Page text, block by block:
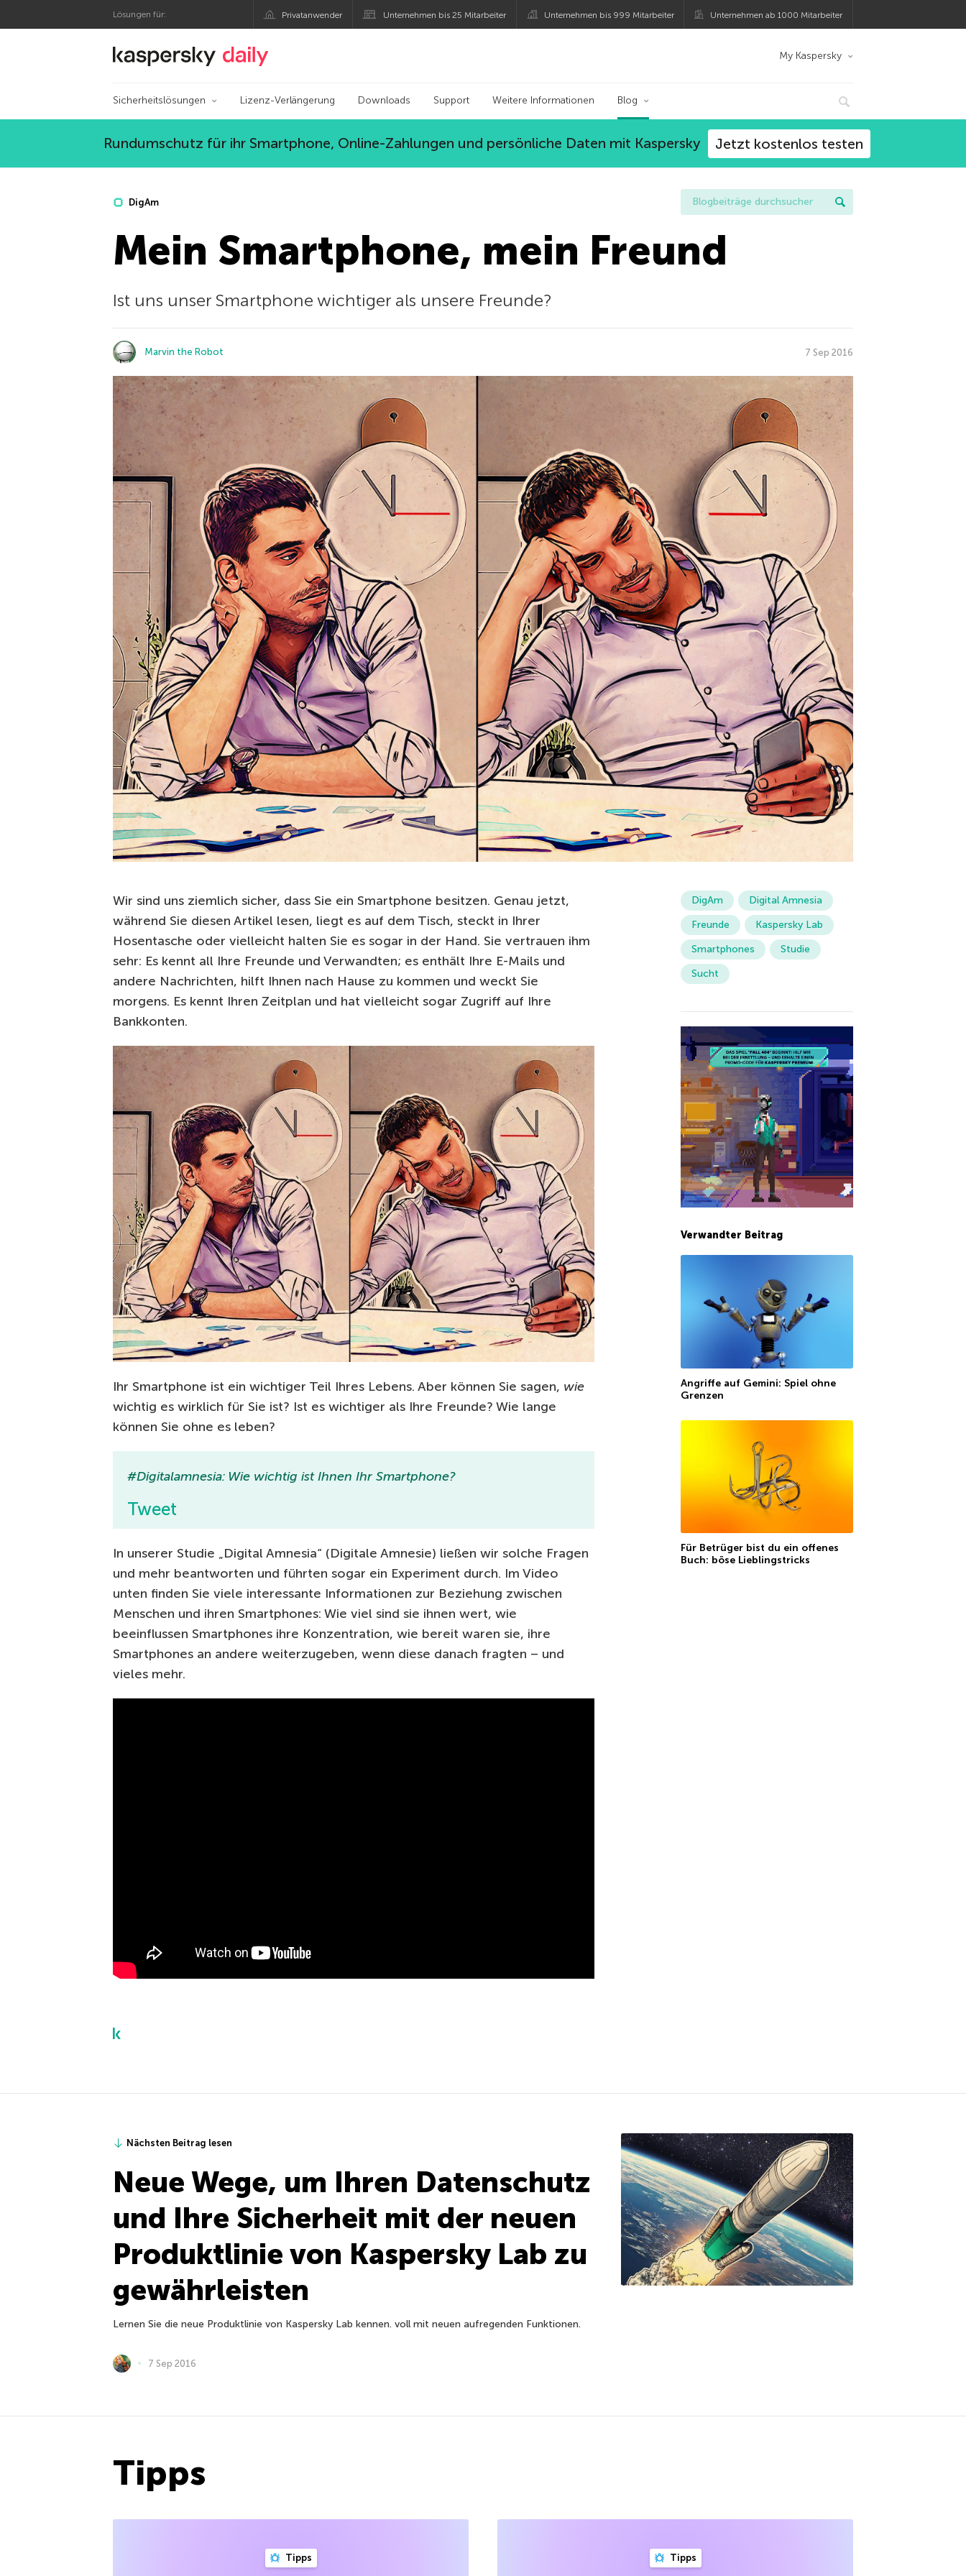
Lösungen für: Privatanwender Unternehmen bis 25 Mitarbeiter Unternehmen bis 999 Mitarbeiter Unternehmen ab 1000 Mitarbeiter
Offizieller Blog von Kaspersky My Kaspersky
Sicherheitslösungen Lizenz-Verlängerung Downloads Support Weitere Informationen Blog
Rundumschutz für ihr Smartphone, Online-Zahlungen und persönliche Daten mit Kaspersky Jetzt kostenlos testen
DigAm
Mein Smartphone, mein Freund
Ist uns unser Smartphone wichtiger als unsere Freunde?
Marvin the Robot 7 Sep 2016
Wir sind uns ziemlich sicher, dass Sie ein Smartphone besitzen. Genau jetzt,
während Sie diesen Artikel lesen, liegt es auf dem Tisch, steckt in Ihrer
Hosentasche oder vielleicht halten Sie es sogar in der Hand. Sie vertrauen ihm
sehr: Es kennt all Ihre Freunde und Verwandten; es enthält Ihre E-Mails und
andere Nachrichten, hilft Ihnen nach Hause zu kommen und weckt Sie
morgens. Es kennt Ihren Zeitplan und hat vielleicht sogar Zugriff auf Ihre
Bankkonten.
Ihr Smartphone ist ein wichtiger Teil Ihres Lebens. Aber können Sie sagen, wie
wichtig es wirklich für Sie ist? Ist es wichtiger als Ihre Freunde? Wie lange
können Sie ohne es leben?
#Digitalamnesia: Wie wichtig ist Ihnen Ihr Smartphone?
Tweet
In unserer Studie „Digital Amnesia“ (Digitale Amnesie) ließen wir solche Fragen
und mehr beantworten und führten sogar ein Experiment durch. Im Video
unten finden Sie viele interessante Informationen zur Beziehung zwischen
Menschen und ihren Smartphones: Wie viel sind sie ihnen wert, wie
beeinflussen Smartphones ihre Konzentration, wie bereit waren sie, ihre
Smartphones an andere weiterzugeben, wenn diese danach fragten – und
vieles mehr.
DigAm
Digital Amnesia
Freunde
Kaspersky Lab
Smartphones
Studie
Sucht
Verwandter Beitrag
Angriffe auf Gemini: Spiel ohne
Grenzen
Für Betrüger bist du ein offenes
Buch: böse Lieblingstricks
Nächsten Beitrag lesen
Neue Wege, um Ihren Datenschutz
und Ihre Sicherheit mit der neuen
Produktlinie von Kaspersky Lab zu
gewährleisten
Lernen Sie die neue Produktlinie von Kaspersky Lab kennen. voll mit neuen aufregenden Funktionen.
7 Sep 2016
Tipps
Tipps Tipps